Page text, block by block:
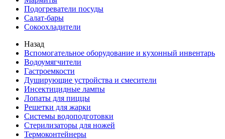
Подогреватели посуды
Салат-бары
Сокоохладители
Назад
Вспомогательное оборудование и кухонный инвентарь
Водоумягчители
Гастроемкости
Душирующие устройства и смесители
Инсектицидные лампы
Лопаты для пиццы
Решетки для жарки
Системы водоподготовки
Стерилизаторы для ножей
Термоконтейнеры